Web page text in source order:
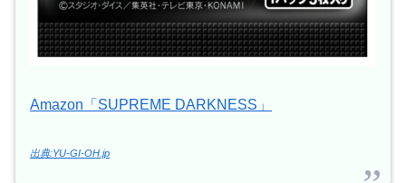
Amazon「SUPREME DARKNESS」
出典:YU-GI-OH.jp